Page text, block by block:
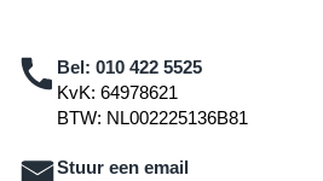
Bel: 010 422 5525
KvK: 64978621
BTW: NL002225136B81
Stuur een email